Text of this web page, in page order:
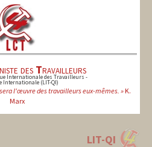
des Travailleurs
Internationale des Travailleurs -
Internationale (LIT-QI)
l'œuvre des travailleurs eux-mêmes. »K.
Marx
LIT-QI